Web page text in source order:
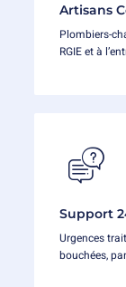
Artisans
Plombiers-
RGIE et à
Support
Urgences
bouchées,